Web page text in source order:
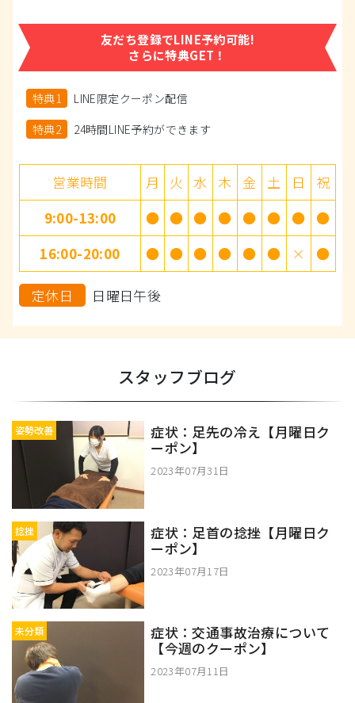
友だち登録でLINE予約可能!
さらに特典GET！
特典1
LINE限定クーポン配信
特典2
24時間LINE予約ができます
営業時間 月 火 水 木 金 土 日
祝
9:00-13:00
● ● ● ● ● ● ● ●
16:00-20:00
● ● ● ● ● ● × ●
定休日 日曜日午後
スタッフブログ
姿勢改善
症状：足先の冷え【月曜日ク
ーポン】
2023年07月31日
捻挫
症状：足首の捻挫【月曜日ク
ーポン】
2023年07月17日
未分類
症状：交通事故治療について
【今週のクーポン】
2023年07月11日